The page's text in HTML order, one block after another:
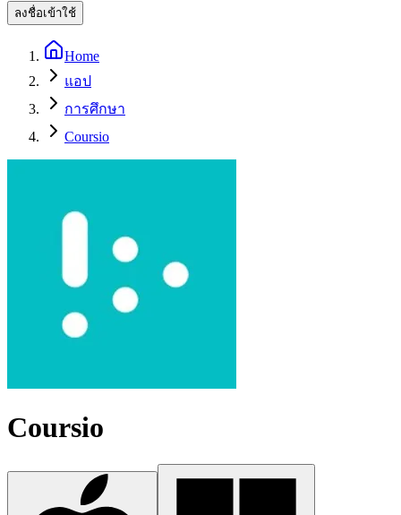
ลงชื่อเข้าใช้
Home
แอป
การศึกษา
Coursio
Coursio